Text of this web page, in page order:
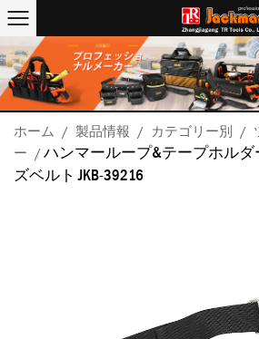
ホーム / 製品情報 / カテゴリー別 /
ー /ハンマーループ&テープホル
ズベルト JKB-39216